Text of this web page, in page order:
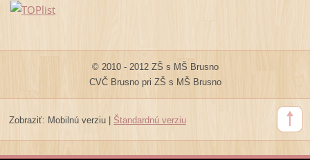
© 2010 - 2012 ZŠ s MŠ Brusno
CVČ Brusno pri ZŠ s MŠ Brusno
Zobraziť: Mobilnú verziu| Štandardnú verziu